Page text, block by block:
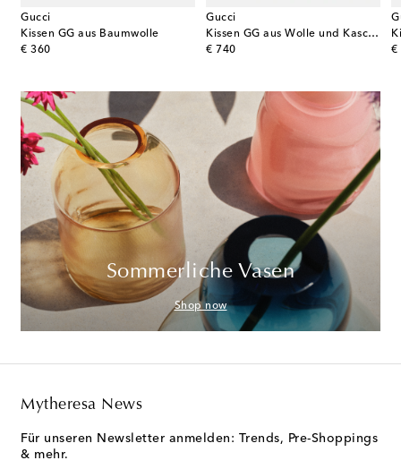
Gucci
Kissen GG aus Baumwolle
€ 360
original price
Gucci
Kissen GG aus Wolle und Kaschmir
€ 740
original price
€
Sommerliche Vasen
Shop now
Mytheresa News
Für unseren Newsletter anmelden: Trends, Pre-Shoppings
& mehr.